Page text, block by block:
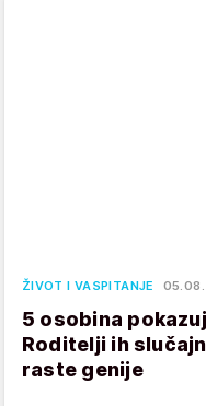
ŽIVOT I VASPITANJE
5 osobina
Roditelji ih
raste genije